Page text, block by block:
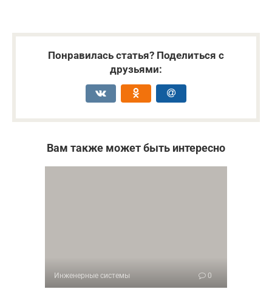
Понравилась статья? Поделиться с
друзьями:
Вам также может быть интересно
Инженерные системы 0